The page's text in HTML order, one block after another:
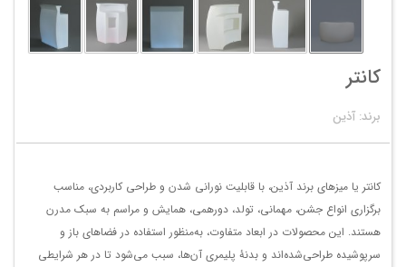
کانتر
برند: آذین
کانتر یا میزهای برند آذین، با قابلیت نورانی شدن و طراحی کاربردی، مناسب
برگزاری انواع جشن، مهمانی، تولد، دورهمی، همایش و مراسم به سبک مدرن
هستند. این محصولات در ابعاد متفاوت، به‌منظور استفاده در فضاهای باز و
سرپوشیده طراحی‌شده‌اند و بدنۀ پلیمری آن‌ها، سبب می‌شود تا در هر شرایطی